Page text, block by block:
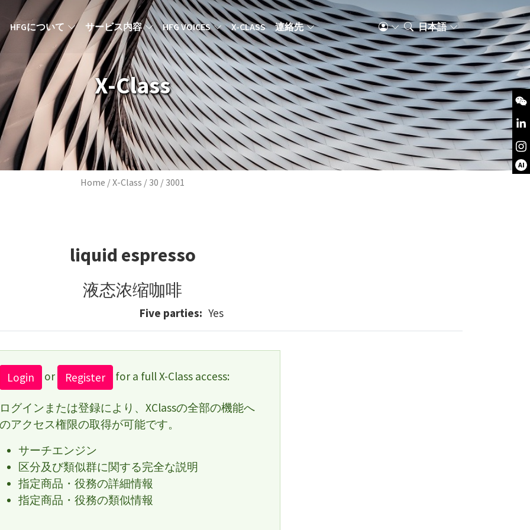
MAIN NAVIGATION JA
HFGについて サービス内容 HFG VOICES X-CLASS 連絡先 日本語
X-Class
Breadcrumb
Home X-Class 30 3001
liquid espresso
液态浓缩咖啡
Five parties Yes
Login or Register for a full X-Class access:
ログインまたは登録により、XClassの全部の機能へ
のアクセス権限の取得が可能です。
サーチエンジン
区分及び類似群に関する完全な説明
指定商品・役務の詳細情報
指定商品・役務の類似情報
AI